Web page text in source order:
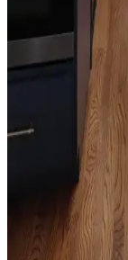
Oda
Estetik
Oda
eserleriyle
yerleştirme ile
Mutfak
Getirme Pratik
Mutfak köşenizi
bitkileri doğru
işlevsellik ve estetik
önemlidir.